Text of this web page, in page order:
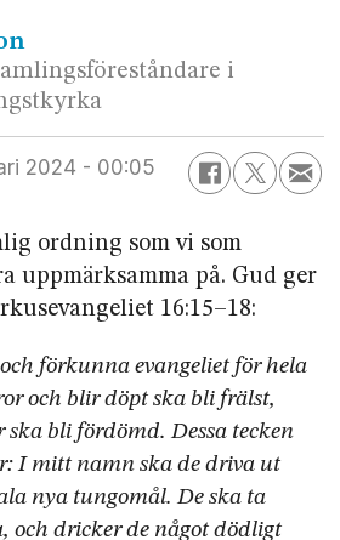
i
2024 - 00:05
ordning som vi som
uppmärksamma på. Gud ger
16:15–18:
förkunna evangeliet för hela
och blir döpt ska bli frälst,
ska bli fördömd. Dessa tecken
I mitt namn ska de driva ut
nya tungomål. De ska ta
och dricker de något dödligt